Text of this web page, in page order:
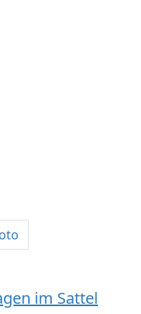
im Sattel